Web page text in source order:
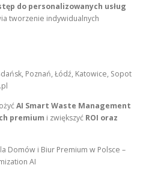
do personalizowanych usług
tworzenie indywidualnych
Poznań, Łódź, Katowice, Sopot
AI Smart Waste Management
premium i zwiększyć ROI oraz
Domów i Biur Premium w Polsce –
AI